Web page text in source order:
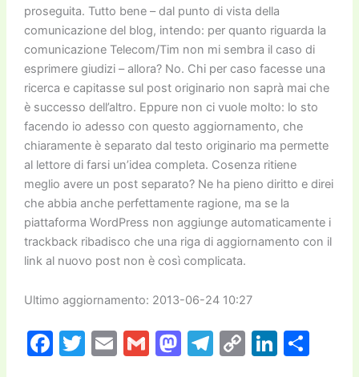
proseguita. Tutto bene – dal punto di vista della
comunicazione del blog, intendo: per quanto riguarda la
comunicazione Telecom/Tim non mi sembra il caso di
esprimere giudizi – allora? No. Chi per caso facesse una
ricerca e capitasse sul post originario non saprà mai che
è successo dell’altro. Eppure non ci vuole molto: lo sto
facendo io adesso con questo aggiornamento, che
chiaramente è separato dal testo originario ma permette
al lettore di farsi un’idea completa. Cosenza ritiene
meglio avere un post separato? Ne ha pieno diritto e direi
che abbia anche perfettamente ragione, ma se la
piattaforma WordPress non aggiunge automaticamente i
trackback ribadisco che una riga di aggiornamento con il
link al nuovo post non è così complicata.
Ultimo aggiornamento: 2013-06-24 10:27
F T E G M T C Li C